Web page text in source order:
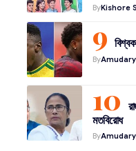
ByKishore
By
মতবিরোধ
By